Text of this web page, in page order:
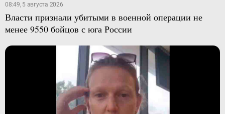
08:49, 5 августа 2026
Власти признали убитыми в военной операции не
менее 9550 бойцов с юга России